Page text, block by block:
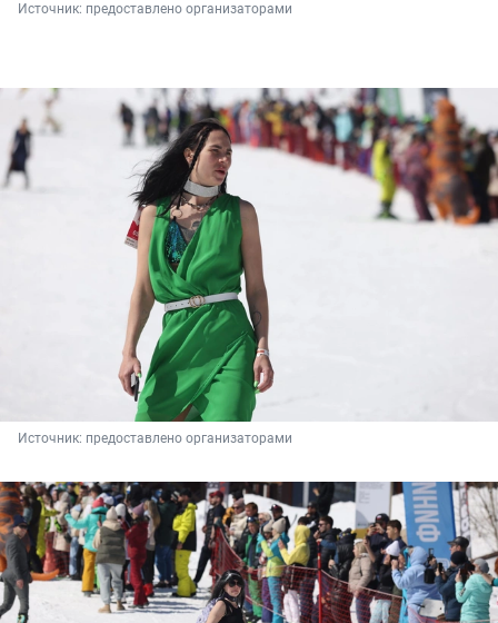
Источник: предоставлено организаторами
Источник: предоставлено организаторами